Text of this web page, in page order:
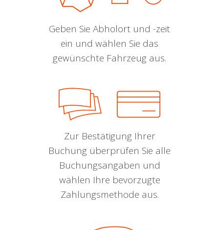
Geben Sie Abholort und -zeit
ein und wählen Sie das
gewünschte Fahrzeug aus.
Zur Bestätigung Ihrer
Buchung überprüfen Sie alle
Buchungsangaben und
wählen Ihre bevorzugte
Zahlungsmethode aus.